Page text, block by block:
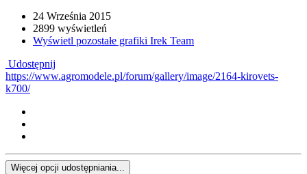
24 Września 2015
2899 wyświetleń
Wyświetl pozostałe grafiki Irek Team
Udostępnij
https://www.agromodele.pl/forum/gallery/image/2164-kirovets-
k700/
Więcej opcji udostępniania...